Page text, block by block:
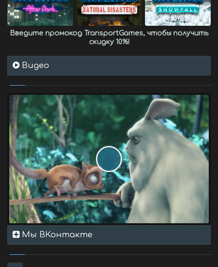
Введите промокод TransportGames, чтобы получить
скидку 10%!
Видео
Мы ВКонтакте